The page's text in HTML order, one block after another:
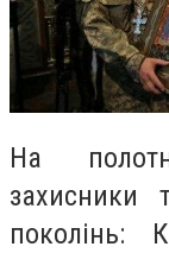
На
захисники
поколінь: